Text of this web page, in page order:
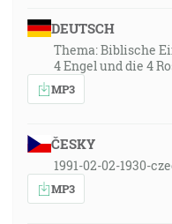
DEUTSCH
Thema: Biblische
4 Engel und die 4
MP3
ČESKY
1991-02-02-1930-
MP3